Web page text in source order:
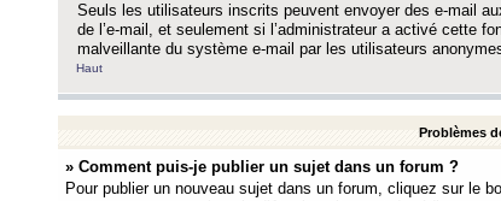
Seuls les utilisateurs inscrits peuvent envoyer des e-mail
de l’e-mail, et seulement si l’administrateur a activé cette
malveillante du système e-mail par les utilisateurs
Haut
Problèmes
» Comment puis-je publier un sujet dans un forum ?
Pour publier un nouveau sujet dans un forum, cliquez sur le